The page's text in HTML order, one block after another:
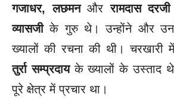
गजाधर, लछमनऔररामदास दरजी
व्यासजीके गुरु थे। उन्होंने और
ख्यालों की रचना की थी। चरखारी
तुर्रा सम्प्रदायके ख्यालों के उस्ताद
पूरे क्षेत्र में प्रचार था।